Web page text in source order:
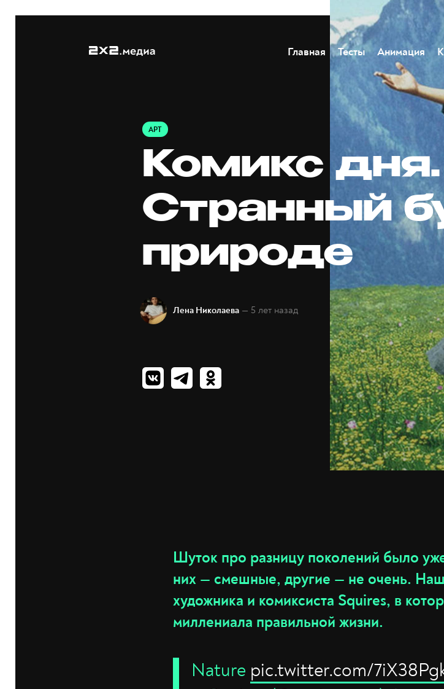
Главная Тесты Анимация
АРТ
Комикс дня.
Странный
природе
Лена Николаева — 5 лет назад
Шуток про разницу поколений было
них — смешные, другие — не очень.
художника и комиксиста Squires, в
миллениала правильной жизни.
Nature pic.twitter.com/